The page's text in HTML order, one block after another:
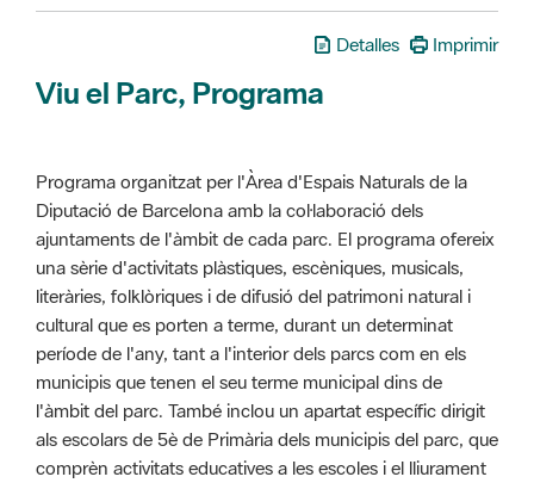
Detalles Imprimir
Viu el Parc, Programa
Programa organitzat per l'Àrea d'Espais Naturals de la
Diputació de Barcelona amb la col·laboració dels
ajuntaments de l'àmbit de cada parc. El programa ofereix
una sèrie d'activitats plàstiques, escèniques, musicals,
literàries, folklòriques i de difusió del patrimoni natural i
cultural que es porten a terme, durant un determinat
període de l'any, tant a l'interior dels parcs com en els
municipis que tenen el seu terme municipal dins de
l'àmbit del parc. També inclou un apartat específic dirigit
als escolars de 5è de Primària dels municipis del parc, que
comprèn activitats educatives a les escoles i el lliurament